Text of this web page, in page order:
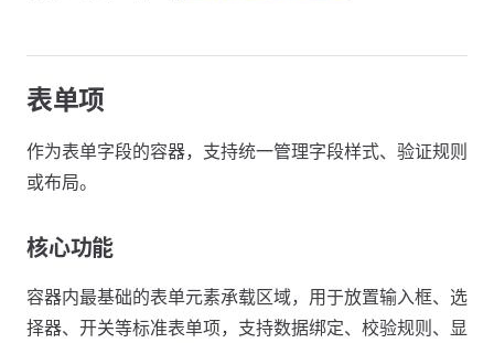
表单项
作为表单字段的容器，支持统一管理字段样式、验证规则
或布局。
核心功能
容器内最基础的表单元素承载区域，用于放置输入框、选
择器、开关等标准表单项，支持数据绑定、校验规则、显